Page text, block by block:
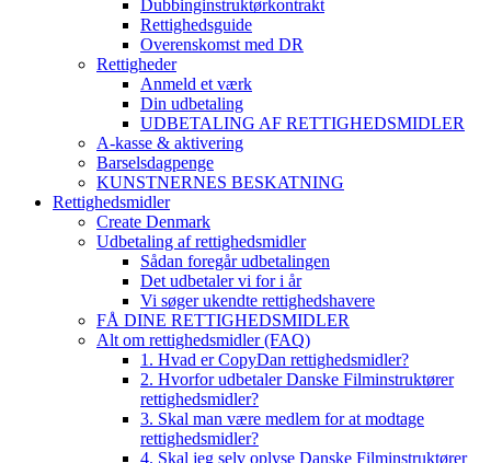
Dubbinginstruktørkontrakt
Rettighedsguide
Overenskomst med DR
Rettigheder
Anmeld et værk
Din udbetaling
UDBETALING AF RETTIGHEDSMIDLER
A-kasse & aktivering
Barselsdagpenge
KUNSTNERNES BESKATNING
Rettighedsmidler
Create Denmark
Udbetaling af rettighedsmidler
Sådan foregår udbetalingen
Det udbetaler vi for i år
Vi søger ukendte rettighedshavere
FÅ DINE RETTIGHEDSMIDLER
Alt om rettighedsmidler (FAQ)
1. Hvad er CopyDan rettighedsmidler?
2. Hvorfor udbetaler Danske Filminstruktører
rettighedsmidler?
3. Skal man være medlem for at modtage
rettighedsmidler?
4. Skal jeg selv oplyse Danske Filminstruktører